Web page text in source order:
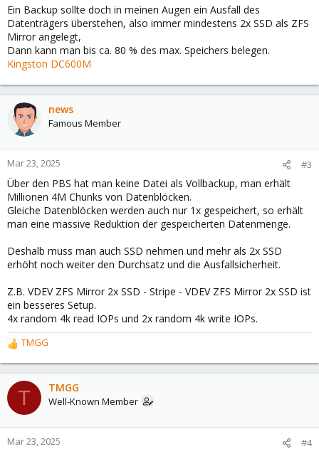
Ein Backup sollte doch in meinen Augen ein Ausfall des
Datenträgers überstehen, also immer mindestens 2x SSD als ZFS
Mirror angelegt,
Dann kann man bis ca. 80 % des max. Speichers belegen.
Kingston DC600M
news
Famous Member
Mar 23, 2025 #3
Über den PBS hat man keine Datei als Vollbackup, man erhält
Millionen 4M Chunks von Datenblöcken.
Gleiche Datenblöcken werden auch nur 1x gespeichert, so erhält
man eine massive Reduktion der gespeicherten Datenmenge.
Deshalb muss man auch SSD nehmen und mehr als 2x SSD
erhöht noch weiter den Durchsatz und die Ausfallsicherheit.
Z.B. VDEV ZFS Mirror 2x SSD - Stripe - VDEV ZFS Mirror 2x SSD ist
ein besseres Setup.
4x random 4k read IOPs und 2x random 4k write IOPs.
R
e
a
c
t
o
n
TMGG
T TMGG
Well-Known Member
Mar 23, 2025 #4